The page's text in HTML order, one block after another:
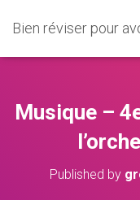
Bien réviser pour
Musique –
Published by